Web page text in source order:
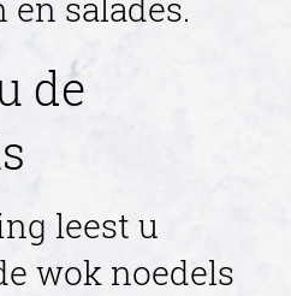
en salades.
de
leest u
wok noedels